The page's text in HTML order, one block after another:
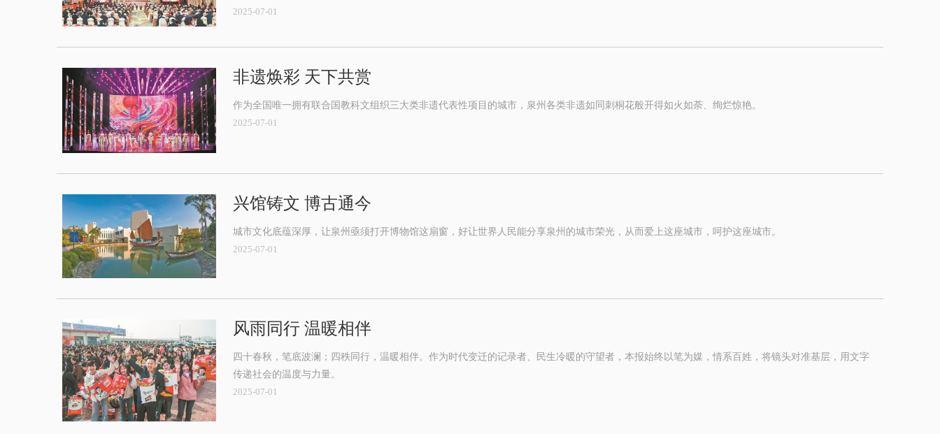
2025-07-01
非遗焕彩 天下共赏
​作为全国唯一拥有联合国教科文组织三大类非遗代表性项目的城市，泉州各类非遗如同刺桐花般开得如火如荼、绚烂惊艳。
2025-07-01
兴馆铸文 博古通今
城市文化底蕴深厚，让泉州亟须打开博物馆这扇窗，好让世界人民能分享泉州的城市荣光，从而爱上这座城市，呵护这座城市。
2025-07-01
风雨同行 温暖相伴
四十春秋，笔底波澜；四秩同行，温暖相伴。作为时代变迁的记录者、民生冷暖的守望者，本报始终以笔为媒，情系百姓，将镜头对准基层，用文字
传递社会的温度与力量。
2025-07-01